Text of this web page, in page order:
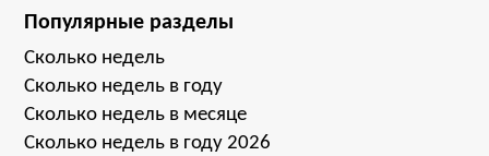
Популярные разделы
Сколько недель
Сколько недель в году
Сколько недель в месяце
Сколько недель в году 2026